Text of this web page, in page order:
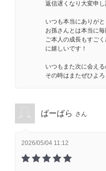
返信遅くなり大変申
いつも本当にありが
お孫さんとは本当に
ご本人の成長もすご
に嬉しいです！
いつもまた次に会え
その時はまたぜひよ
ばーばら さん
2026/05/04 11:12